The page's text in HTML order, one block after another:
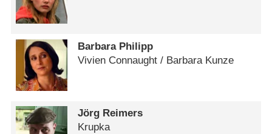
Barbara Philipp
Vivien Connaught /​ Barbara Kunze
Jörg Reimers
Krupka